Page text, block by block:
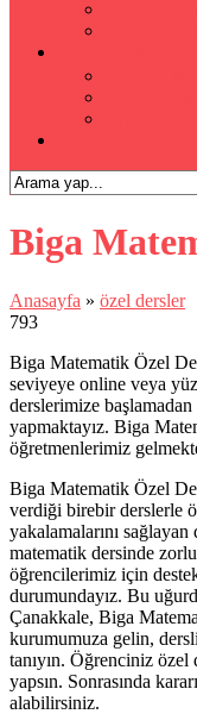
Biga
Anasayfa » özel dersler
793
Biga Matematik Özel
seviyeye online veya
derslerimize
yapmaktayız. Biga
öğretmenlerimiz
Biga Matematik Özel
verdiği birebir derslerle
yakalamalarını
matematik dersinde
öğrencilerimiz için
durumundayız. Bu
Çanakkale, Biga
kurumumuza gelin,
tanıyın. Öğrenciniz
yapsın. Sonrasında
alabilirsiniz.